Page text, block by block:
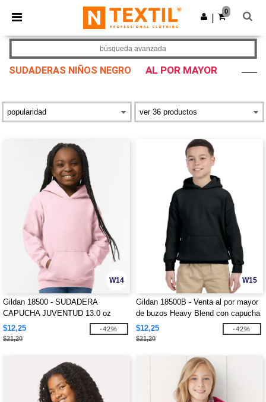
× App de Ntextil
¡Mejores precios en app!
Descargar app
0
SUDADERAS NIÑOS NEGRO AL POR MAYOR
búsqueda avanzada
W14
Gildan 18500 - SUDADERA
CAPUCHA JUVENTUD 13.0 oz
$12,25
$21,20
-42%
W15
Gildan 18500B - Venta al por mayor
de buzos Heavy Blend con capucha
para niños
$12,25
$21,20
-42%